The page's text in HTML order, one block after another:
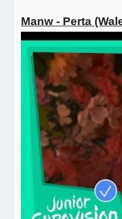
Manw - Perta